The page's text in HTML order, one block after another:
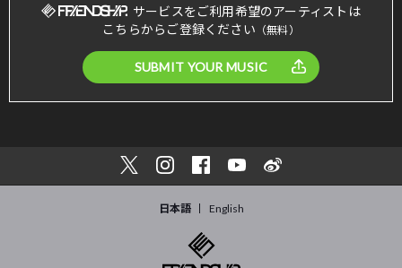
サービスをご利用希望のアーティストは
こちらからご登録ください （無料）
SUBMIT YOUR MUSIC
日本語 English